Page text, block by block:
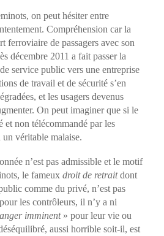
on peut hésiter entre
Compréhension car la
ferroviaire de passagers avec son
décembre 2011 a fait passer la
service public vers une entreprise
de travail et de sécurité s’en
et les usagers devenus
On peut imaginer que si le
et non télécommandé par les
un véritable malaise.
n’est pas admissible et le motif
le fameux droit de retraitdont
comme du privé, n’est pas
les contrôleurs, il n’y a ni
imminent» pour leur vie ou
aussi horrible soit-il, est